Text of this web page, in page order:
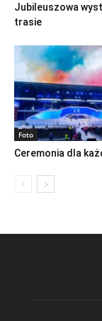
Jubileuszowa
trasie
Foto
Ceremonia dla